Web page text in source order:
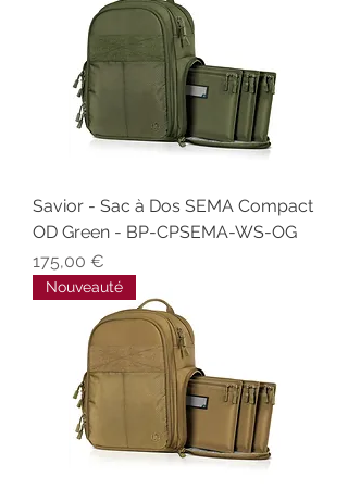
Savior - Sac à Dos SEMA Compact
OD Green - BP-CPSEMA-WS-OG
Prix
175,00 €
Nouveauté